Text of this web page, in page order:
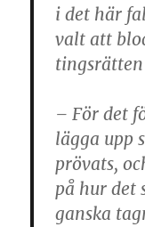
i det här
valt att
– För det
lägga upp
prövats,
på hur det
ganska